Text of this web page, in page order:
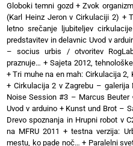
Globoki temni gozd+Zvok
(Karl Heinz Jeron v Cirkulaciji 2) +
letno srečanje ljubiteljev cirkulacije
predstavitev in delavnic Uvod v
– socius urbis / otvoritev
praznuje… + Sajeta 2012,
+Tri muhe na en mah: Cirkulacija 2,
+ Cirkulacija 2 v Zagrebu – galerija
Noise Session #3 – Marcus Beuter
Uvod v arduino+ Kunst und Brot –
Drevo spoznanja in Hrupni robot v
na MFRU 2011 +testna verzija:
mestu, ko pade noč… + Paralelni